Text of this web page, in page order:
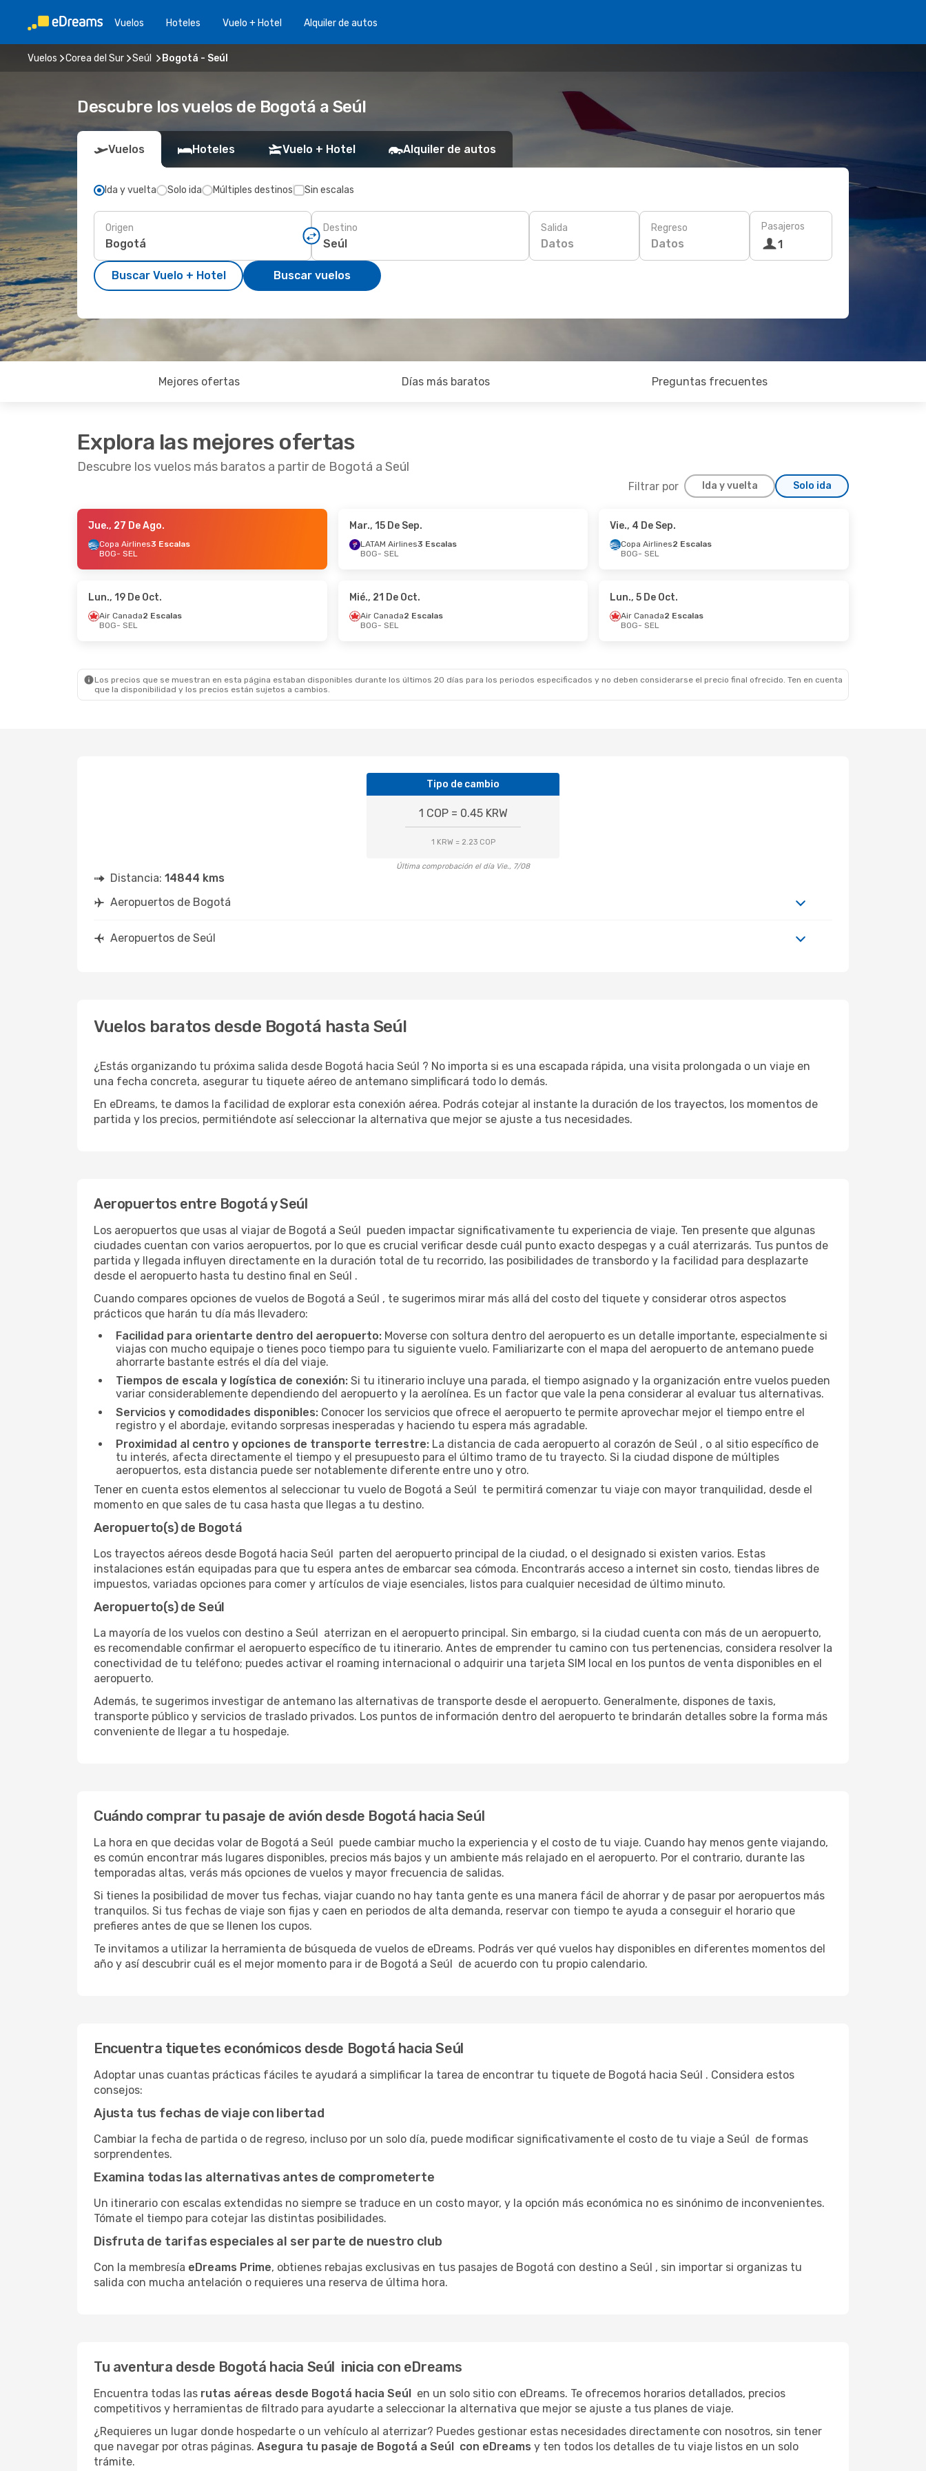
Vuelos Hoteles Vuelo + Hotel Alquiler de autos
Vuelos Corea del Sur Seúl Bogotá - Seúl
Descubre los vuelos de Bogotá a Seúl
Vuelos Hoteles Vuelo + Hotel Alquiler de autos
Ida y vuelta Solo ida Múltiples destinos Sin escalas
Origen Destino Salida
Datos
Regreso
Datos
Pasajeros
1
Buscar Vuelo + Hotel Buscar vuelos
Mejores ofertas Días más baratos Preguntas frecuentes
Explora las mejores ofertas
Descubre los vuelos más baratos a partir de Bogotá a Seúl
Filtrar por Ida y vuelta Solo ida
- Vie., 11 De Sep.
2 Escalas
- Dom., 27 De Sep.
3 Escalas
- Mié., 21 De Oct.
2 Escalas
- Vie., 9 De Oct. - Lun., 2 De Nov.
SEL
- BOG
- Jue., 3 De Sep.
- BOG
Jue., 27 De Ago.
Copa Airlines3 Escalas
BOG- SEL
Mar., 15 De Sep.
LATAM Airlines3 Escalas
BOG- SEL
Vie., 4 De Sep.
Copa Airlines2 Escalas
BOG- SEL
Lun., 19 De Oct.
Air Canada2 Escalas
BOG- SEL
Mié., 21 De Oct.
Air Canada2 Escalas
BOG- SEL
Lun., 5 De Oct.
Air Canada2 Escalas
BOG- SEL
Los precios que se muestran en esta página estaban disponibles durante los últimos 20 días para los periodos especificados y no deben considerarse el precio final ofrecido. Ten en cuenta
que la disponibilidad y los precios están sujetos a cambios.
Tipo de cambio
1 COP = 0.45 KRW
1 KRW = 2.23 COP
Última comprobación el día Vie., 7/08
Distancia: 14844 kms
Aeropuertos de Bogotá
Aeropuertos de Seúl
Vuelos baratos desde Bogotá hasta Seúl
¿Estás organizando tu próxima salida desde Bogotá hacia Seúl ? No importa si es una escapada rápida, una visita prolongada o un viaje en
una fecha concreta, asegurar tu tiquete aéreo de antemano simplificará todo lo demás.
En eDreams, te damos la facilidad de explorar esta conexión aérea. Podrás cotejar al instante la duración de los trayectos, los momentos de
partida y los precios, permitiéndote así seleccionar la alternativa que mejor se ajuste a tus necesidades.
Aeropuertos entre Bogotá y Seúl
Los aeropuertos que usas al viajar de Bogotá a Seúl pueden impactar significativamente tu experiencia de viaje. Ten presente que algunas
ciudades cuentan con varios aeropuertos, por lo que es crucial verificar desde cuál punto exacto despegas y a cuál aterrizarás. Tus puntos de
partida y llegada influyen directamente en la duración total de tu recorrido, las posibilidades de transbordo y la facilidad para desplazarte
desde el aeropuerto hasta tu destino final en Seúl .
Cuando compares opciones de vuelos de Bogotá a Seúl , te sugerimos mirar más allá del costo del tiquete y considerar otros aspectos
prácticos que harán tu día más llevadero:
Facilidad para orientarte dentro del aeropuerto: Moverse con soltura dentro del aeropuerto es un detalle importante, especialmente si
viajas con mucho equipaje o tienes poco tiempo para tu siguiente vuelo. Familiarizarte con el mapa del aeropuerto de antemano puede
ahorrarte bastante estrés el día del viaje.
Tiempos de escala y logística de conexión: Si tu itinerario incluye una parada, el tiempo asignado y la organización entre vuelos pueden
variar considerablemente dependiendo del aeropuerto y la aerolínea. Es un factor que vale la pena considerar al evaluar tus alternativas.
Servicios y comodidades disponibles: Conocer los servicios que ofrece el aeropuerto te permite aprovechar mejor el tiempo entre el
registro y el abordaje, evitando sorpresas inesperadas y haciendo tu espera más agradable.
Proximidad al centro y opciones de transporte terrestre: La distancia de cada aeropuerto al corazón de Seúl , o al sitio específico de
tu interés, afecta directamente el tiempo y el presupuesto para el último tramo de tu trayecto. Si la ciudad dispone de múltiples
aeropuertos, esta distancia puede ser notablemente diferente entre uno y otro.
Tener en cuenta estos elementos al seleccionar tu vuelo de Bogotá a Seúl te permitirá comenzar tu viaje con mayor tranquilidad, desde el
momento en que sales de tu casa hasta que llegas a tu destino.
Aeropuerto(s) de Bogotá
Los trayectos aéreos desde Bogotá hacia Seúl parten del aeropuerto principal de la ciudad, o el designado si existen varios. Estas
instalaciones están equipadas para que tu espera antes de embarcar sea cómoda. Encontrarás acceso a internet sin costo, tiendas libres de
impuestos, variadas opciones para comer y artículos de viaje esenciales, listos para cualquier necesidad de último minuto.
Aeropuerto(s) de Seúl
La mayoría de los vuelos con destino a Seúl aterrizan en el aeropuerto principal. Sin embargo, si la ciudad cuenta con más de un aeropuerto,
es recomendable confirmar el aeropuerto específico de tu itinerario. Antes de emprender tu camino con tus pertenencias, considera resolver la
conectividad de tu teléfono; puedes activar el roaming internacional o adquirir una tarjeta SIM local en los puntos de venta disponibles en el
aeropuerto.
Además, te sugerimos investigar de antemano las alternativas de transporte desde el aeropuerto. Generalmente, dispones de taxis,
transporte público y servicios de traslado privados. Los puntos de información dentro del aeropuerto te brindarán detalles sobre la forma más
conveniente de llegar a tu hospedaje.
Cuándo comprar tu pasaje de avión desde Bogotá hacia Seúl
La hora en que decidas volar de Bogotá a Seúl puede cambiar mucho la experiencia y el costo de tu viaje. Cuando hay menos gente viajando,
es común encontrar más lugares disponibles, precios más bajos y un ambiente más relajado en el aeropuerto. Por el contrario, durante las
temporadas altas, verás más opciones de vuelos y mayor frecuencia de salidas.
Si tienes la posibilidad de mover tus fechas, viajar cuando no hay tanta gente es una manera fácil de ahorrar y de pasar por aeropuertos más
tranquilos. Si tus fechas de viaje son fijas y caen en periodos de alta demanda, reservar con tiempo te ayuda a conseguir el horario que
prefieres antes de que se llenen los cupos.
Te invitamos a utilizar la herramienta de búsqueda de vuelos de eDreams. Podrás ver qué vuelos hay disponibles en diferentes momentos del
año y así descubrir cuál es el mejor momento para ir de Bogotá a Seúl de acuerdo con tu propio calendario.
Encuentra tiquetes económicos desde Bogotá hacia Seúl
Adoptar unas cuantas prácticas fáciles te ayudará a simplificar la tarea de encontrar tu tiquete de Bogotá hacia Seúl . Considera estos
consejos:
Ajusta tus fechas de viaje con libertad
Cambiar la fecha de partida o de regreso, incluso por un solo día, puede modificar significativamente el costo de tu viaje a Seúl de formas
sorprendentes.
Examina todas las alternativas antes de comprometerte
Un itinerario con escalas extendidas no siempre se traduce en un costo mayor, y la opción más económica no es sinónimo de inconvenientes.
Tómate el tiempo para cotejar las distintas posibilidades.
Disfruta de tarifas especiales al ser parte de nuestro club
Con la membresía eDreams Prime, obtienes rebajas exclusivas en tus pasajes de Bogotá con destino a Seúl , sin importar si organizas tu
salida con mucha antelación o requieres una reserva de última hora.
Tu aventura desde Bogotá hacia Seúl inicia con eDreams
Encuentra todas las rutas aéreas desde Bogotá hacia Seúl en un solo sitio con eDreams. Te ofrecemos horarios detallados, precios
competitivos y herramientas de filtrado para ayudarte a seleccionar la alternativa que mejor se ajuste a tus planes de viaje.
¿Requieres un lugar donde hospedarte o un vehículo al aterrizar? Puedes gestionar estas necesidades directamente con nosotros, sin tener
que navegar por otras páginas. Asegura tu pasaje de Bogotá a Seúl con eDreams y ten todos los detalles de tu viaje listos en un solo
trámite.